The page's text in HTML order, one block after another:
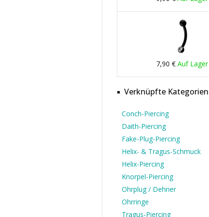
7,90 €Auf Lager
Verknüpfte Kategorien
Conch-Piercing
Daith-Piercing
Fake-Plug-Piercing
Helix- & Tragus-Schmuck
Helix-Piercing
Knorpel-Piercing
Ohrplug / Dehner
Ohrringe
Tragus-Piercing